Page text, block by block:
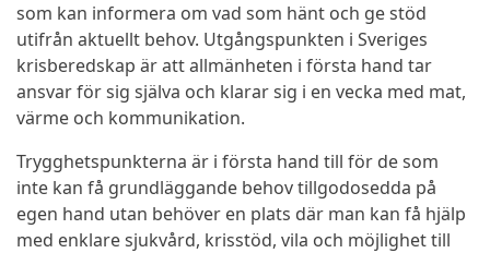
som kan informera om vad som hänt och ge stöd
utifrån aktuellt behov. Utgångspunkten i Sveriges
krisberedskap är att allmänheten i första hand tar
ansvar för sig själva och klarar sig i en vecka med mat,
värme och kommunikation.
Trygghetspunkterna är i första hand till för de som
inte kan få grundläggande behov tillgodosedda på
egen hand utan behöver en plats där man kan få hjälp
med enklare sjukvård, krisstöd, vila och möjlighet till